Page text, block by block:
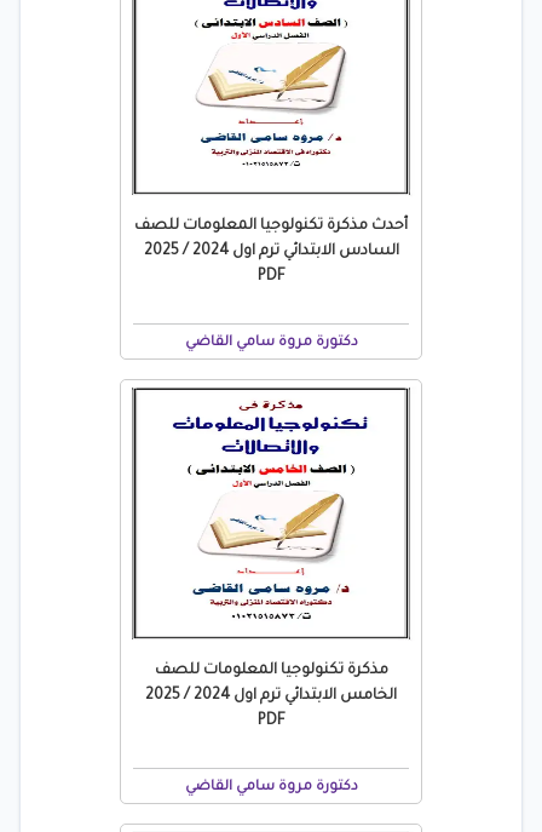
أحدث مذكرة تكنولوجيا المعلومات للصف
السادس الابتدائي ترم اول 2024 / 2025
PDF
دكتورة مروة سامي القاضي
مذكرة تكنولوجيا المعلومات للصف
الخامس الابتدائي ترم اول 2024 / 2025
PDF
دكتورة مروة سامي القاضي